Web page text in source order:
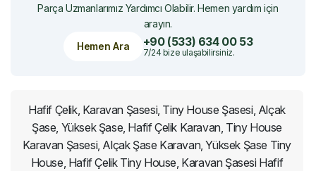
Parça Uzmanlarımız Yardımcı Olabilir. Hemen yardım için
arayın.
Hemen Ara
+90 (533) 634 00 53
7/24 bize ulaşabilirsiniz.
Hafif Çelik, Karavan Şasesi, Tiny House Şasesi, Alçak
Şase, Yüksek Şase, Hafif Çelik Karavan, Tiny House
Karavan Şasesi, Alçak Şase Karavan, Yüksek Şase Tiny
House, Hafif Çelik Tiny House, Karavan Şasesi Hafif